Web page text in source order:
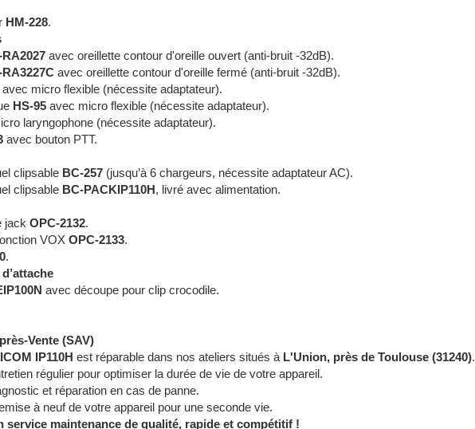
HM-228.
RA2027 avec oreillette contour d'oreille ouvert (anti-bruit -32dB).
RA3227C avec oreillette contour d'oreille fermé (anti-bruit -32dB).
avec micro flexible (nécessite adaptateur).
HS-95 avec micro flexible (nécessite adaptateur).
laryngophone (nécessite adaptateur).
avec bouton PTT.
clipsable BC-257 (jusqu’à 6 chargeurs, nécessite adaptateur AC).
clipsable BC-PACKIP110H, livré avec alimentation.
jack OPC-2132.
VOX OPC-2133.
.
avec découpe pour clip crocodile.
Vente (SAV)
ICOM IP110H est réparable dans nos ateliers situés à L'Union, près de Toulouse (31240).
régulier pour optimiser la durée de vie de votre appareil.
et réparation en cas de panne.
à neuf de votre appareil pour une seconde vie.
service maintenance de qualité, rapide et compétitif !